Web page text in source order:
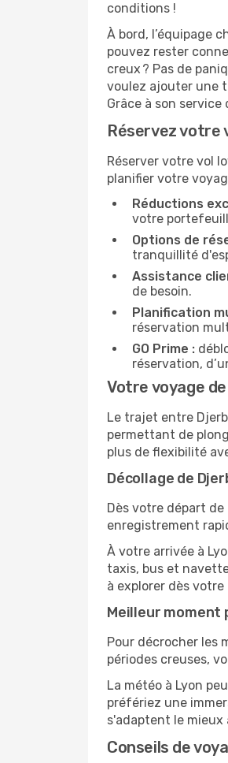
conditions !
À bord, l’équipage
pouvez rester
creux ? Pas de
voulez ajouter une
Grâce à son
Réservez votre
Réserver votre vol
planifier votre
Réductions
votre
Options de
tranquillité
Assistance
de besoin.
Planification
réservation
GO Prime :
réservation,
Votre voyage
Le trajet entre
permettant de
plus de flexibilité
Décollage de
Dès votre départ
enregistrement
À votre arrivée à
taxis, bus et
à explorer dès
Meilleur moment
Pour décrocher les
périodes creuses,
La météo à Lyon
préfériez une
s'adaptent le mieux
Conseils de